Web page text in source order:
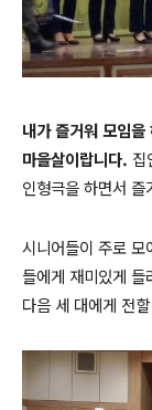
내가 즐거워 모임
마을살이랍니다. 집
인형극을 하면서
시니어들이 주로 모
들에게 재미있게
다음 세 대에게 전